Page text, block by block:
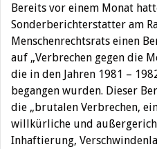
Bereits vor einem Monat
Sonderberichterstatter am
Menschenrechtsrats einen
auf „Verbrechen gegen die
die in den Jahren 1981 –
begangen wurden. Dieser
die „brutalen Verbrechen,
willkürliche und
Inhaftierung,